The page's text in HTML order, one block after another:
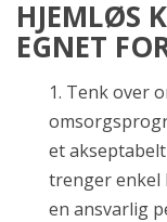
HJEMLØS
EGNET
1. Tenk over
et
trenger enkel
en ansvarlig